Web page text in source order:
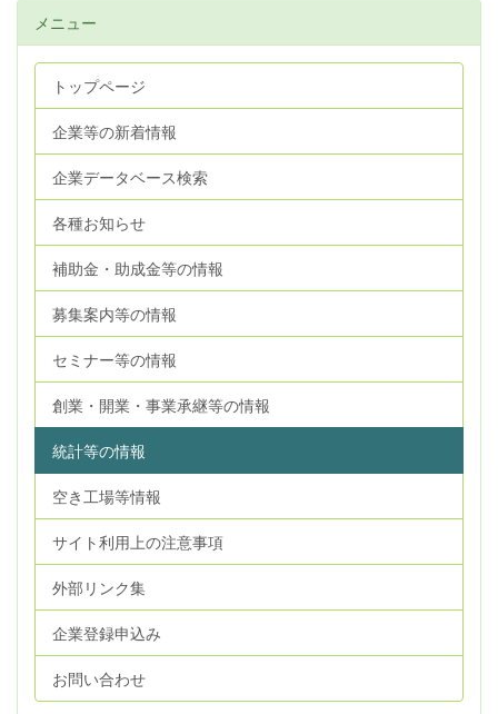
メニュー
トップページ
企業等の新着情報
企業データベース検索
各種お知らせ
補助金・助成金等の情報
募集案内等の情報
セミナー等の情報
創業・開業・事業承継等の情報
統計等の情報
空き工場等情報
サイト利用上の注意事項
外部リンク集
企業登録申込み
お問い合わせ